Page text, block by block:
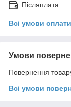
Післяплата
Всі умови оплати
Умови
Повернення
Всі умови